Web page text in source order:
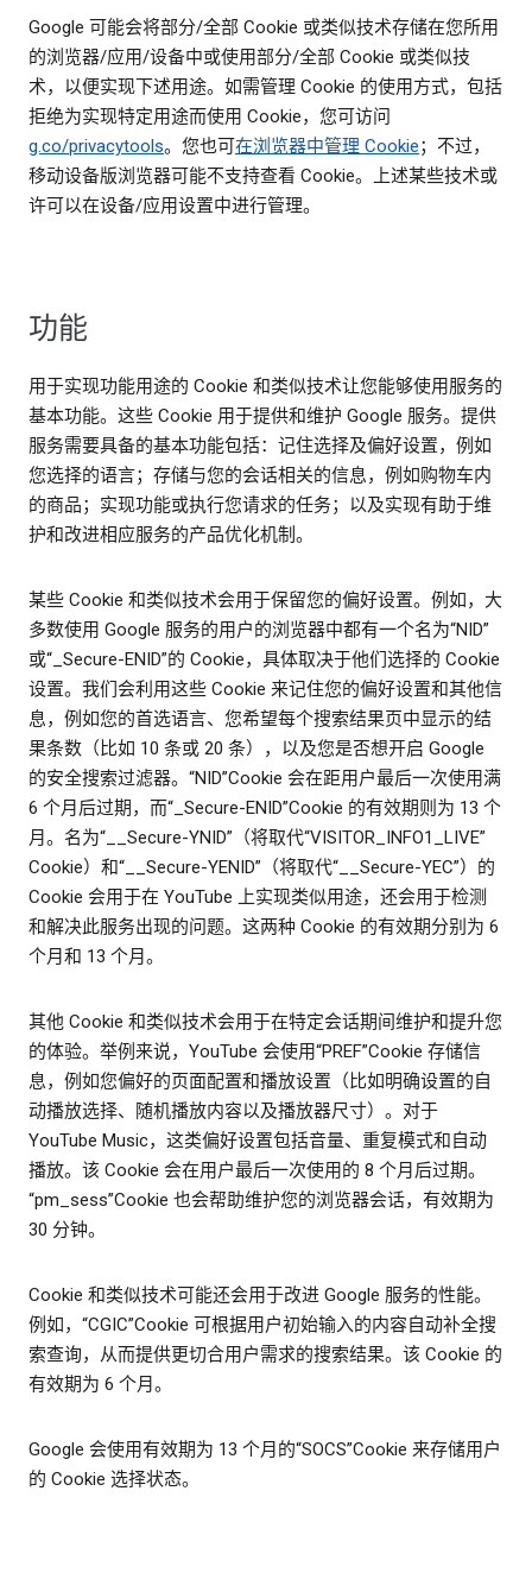
Google 可能会将部分/全部 Cookie 或类似技术存储在您所用
的浏览器/应用/设备中或使用部分/全部 Cookie 或类似技
术，以便实现下述用途。如需管理 Cookie 的使用方式，包括
拒绝为实现特定用途而使用 Cookie，您可访问
g.co/privacytools。您也可在浏览器中管理 Cookie；不过，
移动设备版浏览器可能不支持查看 Cookie。上述某些技术或
许可以在设备/应用设置中进行管理。
功能
用于实现功能用途的 Cookie 和类似技术让您能够使用服务的
基本功能。这些 Cookie 用于提供和维护 Google 服务。提供
服务需要具备的基本功能包括：记住选择及偏好设置，例如
您选择的语言；存储与您的会话相关的信息，例如购物车内
的商品；实现功能或执行您请求的任务；以及实现有助于维
护和改进相应服务的产品优化机制。
某些 Cookie 和类似技术会用于保留您的偏好设置。例如，大
多数使用 Google 服务的用户的浏览器中都有一个名为“NID”
或“_Secure-ENID”的 Cookie，具体取决于他们选择的 Cookie
设置。我们会利用这些 Cookie 来记住您的偏好设置和其他信
息，例如您的首选语言、您希望每个搜索结果页中显示的结
果条数（比如 10 条或 20 条），以及您是否想开启 Google
的安全搜索过滤器。“NID”Cookie 会在距用户最后一次使用满
6 个月后过期，而“_Secure-ENID”Cookie 的有效期则为 13 个
月。名为“__Secure-YNID”（将取代“VISITOR_INFO1_LIVE”
Cookie）和“__Secure-YENID”（将取代“__Secure-YEC”）的
Cookie 会用于在 YouTube 上实现类似用途，还会用于检测
和解决此服务出现的问题。这两种 Cookie 的有效期分别为 6
个月和 13 个月。
其他 Cookie 和类似技术会用于在特定会话期间维护和提升您
的体验。举例来说，YouTube 会使用“PREF”Cookie 存储信
息，例如您偏好的页面配置和播放设置（比如明确设置的自
动播放选择、随机播放内容以及播放器尺寸）。对于
YouTube Music，这类偏好设置包括音量、重复模式和自动
播放。该 Cookie 会在用户最后一次使用的 8 个月后过期。
“pm_sess”Cookie 也会帮助维护您的浏览器会话，有效期为
30 分钟。
Cookie 和类似技术可能还会用于改进 Google 服务的性能。
例如，“CGIC”Cookie 可根据用户初始输入的内容自动补全搜
索查询，从而提供更切合用户需求的搜索结果。该 Cookie 的
有效期为 6 个月。
Google 会使用有效期为 13 个月的“SOCS”Cookie 来存储用户
的 Cookie 选择状态。